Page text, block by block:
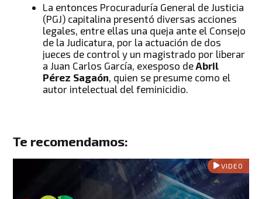
La entonces Procuraduría General de Justicia
(PGJ) capitalina presentó diversas acciones
legales, entre ellas una queja ante el Consejo
de la Judicatura, por la actuación de dos
jueces de control y un magistrado por liberar
a Juan Carlos García, exesposo deAbril
Pérez Sagaón , quien se presume como el
autor intelectual del feminicidio.
Te recomendamos:
VIDEO